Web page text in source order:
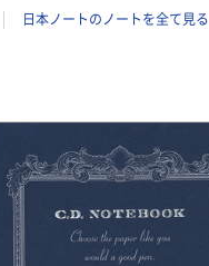
日本ノートのノートを全て見る